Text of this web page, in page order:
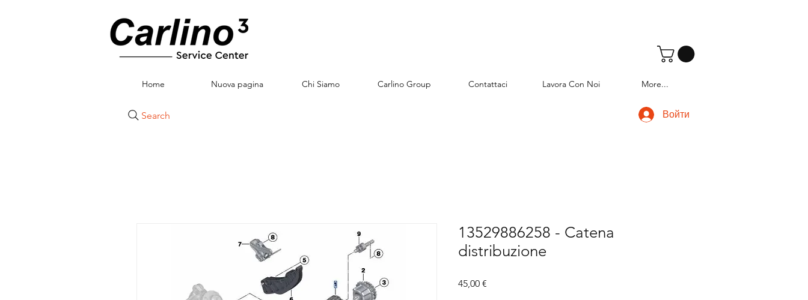
Home Nuova pagina Chi Siamo Carlino Group Contattaci Lavora Con Noi More...
Search Войти
13529886258 - Catena
distribuzione
45,00 €